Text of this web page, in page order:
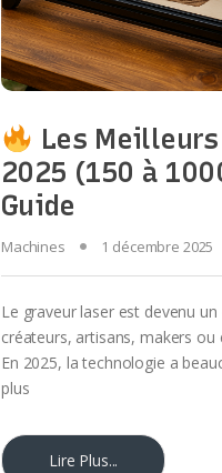
Les
2025 (150 à
Guide
Machines 1 décembre 2025
Le graveur laser est devenu
créateurs, artisans, makers
En 2025, la technologie a
plus
Lire Plus...